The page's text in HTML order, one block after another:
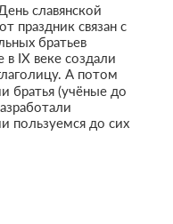
славянской
праздник связан с
братьев
IX веке создали
А потом
братья (учёные до
пользуемся до сих